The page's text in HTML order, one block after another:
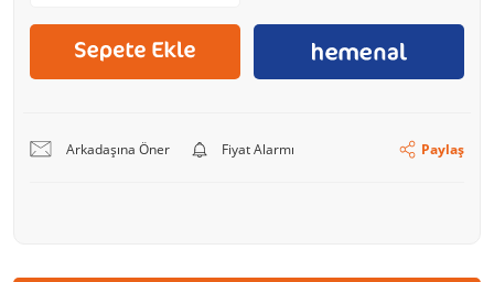
Arkadaşına Öner Fiyat Alarmı Paylaş